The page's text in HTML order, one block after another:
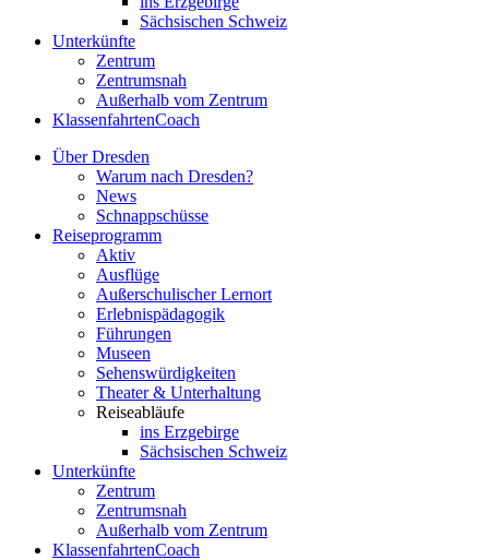
Sächsischen Schweiz
Unterkünfte
Zentrum
Zentrumsnah
Außerhalb vom Zentrum
KlassenfahrtenCoach
Über Dresden
Warum nach Dresden?
News
Schnappschüsse
Reiseprogramm
Aktiv
Ausflüge
Außerschulischer Lernort
Erlebnispädagogik
Führungen
Museen
Sehenswürdigkeiten
Theater & Unterhaltung
Reiseabläufe
ins Erzgebirge
Sächsischen Schweiz
Unterkünfte
Zentrum
Zentrumsnah
Außerhalb vom Zentrum
KlassenfahrtenCoach